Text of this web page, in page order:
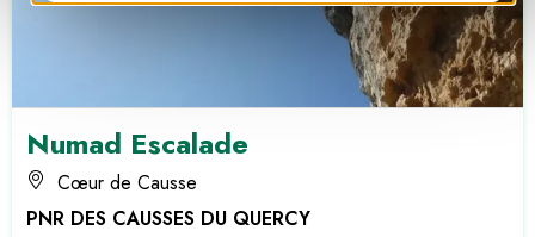
Numad Escalade
Cœur de Causse
PNR DES CAUSSES DU QUERCY